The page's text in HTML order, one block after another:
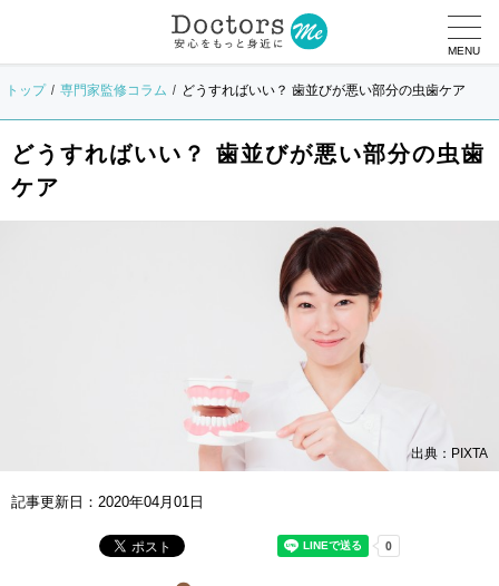
MENU
トップ 専門家監修コラム どうすればいい？ 歯並びが悪い部分の虫歯ケア
どうすればいい？ 歯並びが悪い部分の虫歯
ケア
出典：PIXTA
記事更新日： 2020年04月01日